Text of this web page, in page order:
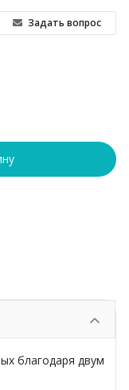
Задать вопрос
благодаря двум